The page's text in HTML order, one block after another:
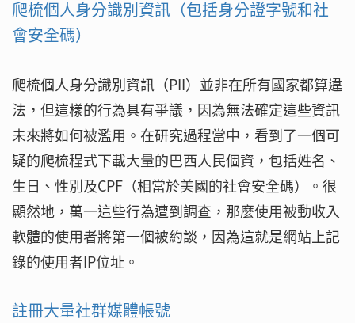
爬梳個人身分識別資訊（包括身分證字號和社
會安全碼）
爬梳個人身分識別資訊（PII）並非在所有國家都算違
法，但這樣的行為具有爭議，因為無法確定這些資訊
未來將如何被濫用。在研究過程當中，看到了一個可
疑的爬梳程式下載大量的巴西人民個資，包括姓名、
生日、性別及CPF（相當於美國的社會安全碼）。很
顯然地，萬一這些行為遭到調查，那麼使用被動收入
軟體的使用者將第一個被約談，因為這就是網站上記
錄的使用者IP位址。
註冊大量社群媒體帳號